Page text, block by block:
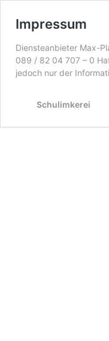
Impressum
Diensteanbieter Max-
089 / 82 04 707 – 0
jedoch nur der
Schulimkerei